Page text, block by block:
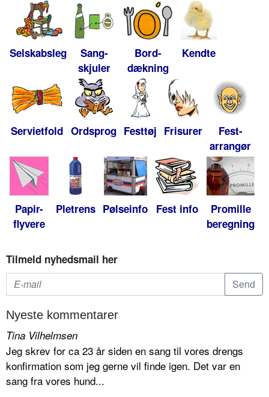
Selskabsleg
Sang-
skjuler
Bord-
dækning
Kendte
Servietfold Ordsprog Festtøj Frisurer
Fest-
arrangør
Papir-
flyvere
Pletrens Pølseinfo Fest info
Promille
beregning
Tilmeld nyhedsmail her
Nyeste kommentarer
Tina Vilhelmsen
Jeg skrev for ca 23 år siden en sang til vores drengs
konfirmation som jeg gerne vil finde igen. Det var en
sang fra vores hund...